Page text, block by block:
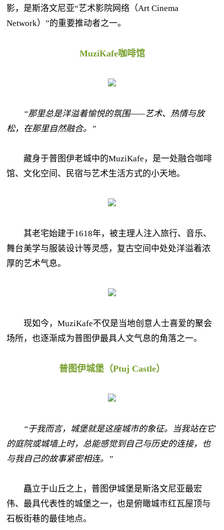
影，是斯洛文尼亚“艺术影院网络（Art Cinema
Network）”的重要推动者之一。
MuziKafe咖啡馆
“那里总是洋溢着愉悦的氛围——艺术、热情与放
松，在那里自然融合。”
藏身于普图伊老城中的MuziKafe，是一处融合咖啡
馆、文化空间、民宿与艺术生活方式的小天地。
其老宅始建于1618年，被主理人注入旅行、音乐、
舞台美学与服装设计等灵感，复古空间中处处洋溢着浓
厚的艺术气息。
现如今，MuziKafe不仅是当地创意人士喜爱的聚会
场所，也逐渐成为普图伊最具人文气息的角落之一。
普图伊城堡（Ptuj Castle）
“于我而言，城堡就是这座城市的象征。当我站在它
的庭院或城墙上时，总能感觉到自己与历史的连接，也
与我自己的故事紧密相连。”
矗立于山丘之上，普图伊城堡是斯洛文尼亚最宏
伟、最具代表性的城堡之一，也是俯瞰城市红瓦屋顶与
石板街巷的最佳地点。